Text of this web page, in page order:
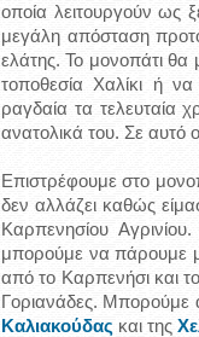
οποία λειτουργούν ως
μεγάλη απόσταση
ελάτης. Το μονοπάτι θα
τοποθεσία Χαλίκι ή
ραγδαία τα τελευταία
ανατολικά του. Σε αυτό
Επιστρέφουμε στο
δεν αλλάζει καθώς
Καρπενησίου
μπορούμε να πάρουμε
από το Καρπενήσι και
Γοριανάδες.
Καλιακούδας και της